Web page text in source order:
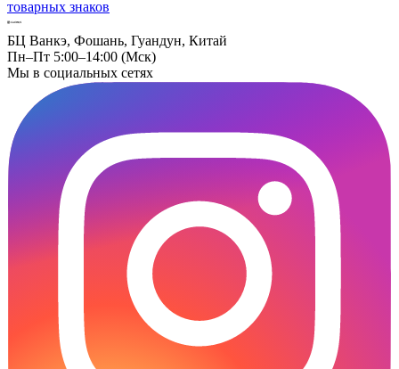
товарных знаков
БЦ Ванкэ, Фошань, Гуандун, Китай
Пн–Пт 5:00–14:00 (Мск)
Мы в социальных сетях